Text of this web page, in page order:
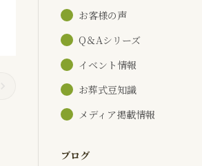
お客様の声
Q＆Aシリーズ
イベント情報
お葬式豆知識
メディア掲載情報
ブログ